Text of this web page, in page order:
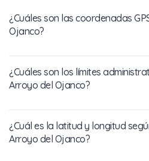
¿Cuáles son las coordenadas
Ojanco?
¿Cuáles son los límites
Arroyo del Ojanco?
¿Cuál es la latitud y longitud
Arroyo del Ojanco?